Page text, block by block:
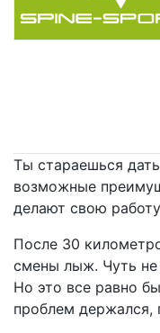
Ты стараешься
возможные
делают свою
После 30
смены лыж. Чуть не
Но это все равно
проблем держался,